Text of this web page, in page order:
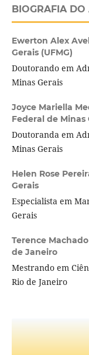
BIOGRAFIA DO
Ewerton Alex
Gerais (UFMG)
Doutorando em
Minas Gerais
Joyce Mariella
Federal de Minas
Doutoranda em
Minas Gerais
Helen Rose
Gerais
Especialista em
Gerais
Terence
de Janeiro
Mestrando em
Rio de Janeiro